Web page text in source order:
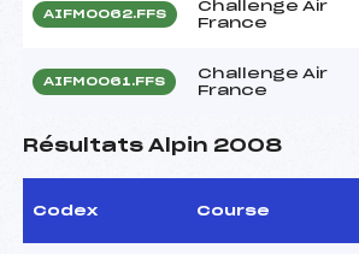
AIFM0062.FFS
Challenge Air
France
AIFM0061.FFS
Challenge Air
France
Résultats Alpin 2008
Codex Course